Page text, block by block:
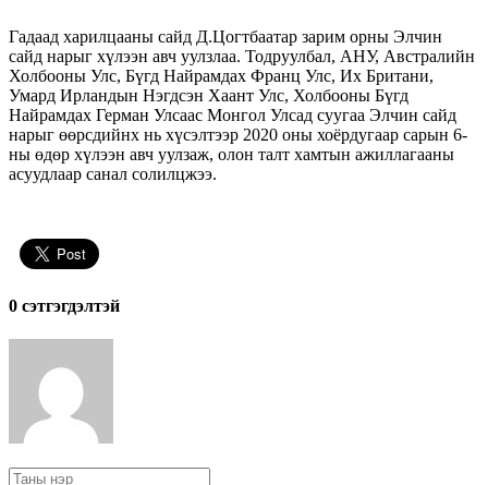
Гадаад харилцааны сайд Д.Цогтбаатар зарим орны Элчин
сайд нарыг хүлээн авч уулзлаа. Тодруулбал, АНУ, Австралийн
Холбооны Улс, Бүгд Найрамдах Франц Улс, Их Британи,
Умард Ирландын Нэгдсэн Хаант Улс, Холбооны Бүгд
Найрамдах Герман Улсаас Монгол Улсад суугаа Элчин сайд
нарыг өөрсдийнх нь хүсэлтээр 2020 оны хоёрдугаар сарын 6-
ны өдөр хүлээн авч уулзаж, олон талт хамтын ажиллагааны
асуудлаар санал солилцжээ.
0 cэтгэгдэлтэй